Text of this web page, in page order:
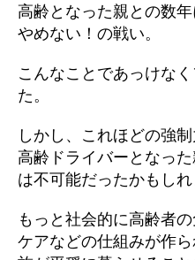
高齢となった親との数
やめない！の戦い。
こんなことであっけな
た。
しかし、これほどの強
高齢ドライバーとなっ
は不可能だったかもしれ
もっと社会的に高齢者
ケアなどの仕組みが作